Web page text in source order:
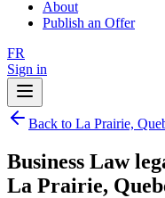
About
Publish an Offer
FR
Sign in
Back to La Prairie,
Business Law
La Prairie,